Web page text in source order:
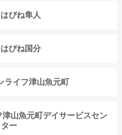
ぴね隼人
ぴね国分
ライフ津山魚元町
山魚元町デイサービスセン
ター